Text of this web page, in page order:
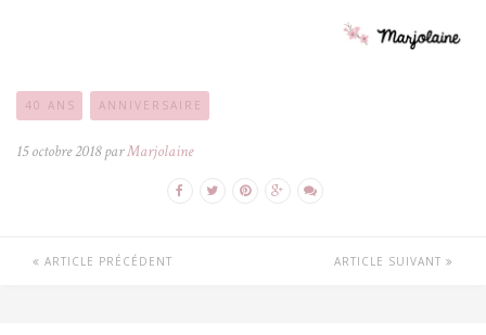
40 ANS ANNIVERSAIRE
15 octobre 2018 parMarjolaine
ARTICLE PRÉCÉDENT ARTICLE SUIVANT